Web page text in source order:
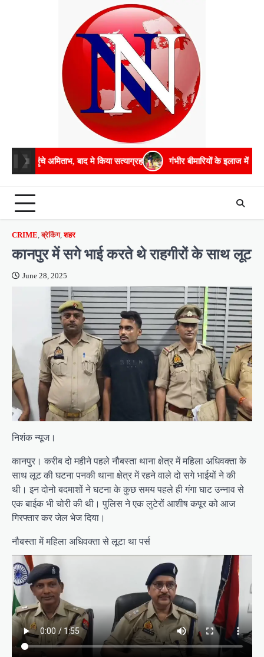
बाद मे किया सत्याग्रह गंभीर बीमारियों के इलाज में भरपूर मदद करेगी
CRIME,ब्रेकिंग,शहर
कानपुर में सगे भाई करते थे राहगीरों के साथ लूट
June 28, 2025
निशंक न्यूज।
कानपुर। करीब दो महीने पहले नौबस्ता थाना क्षेत्र में महिला अधिवक्ता के
साथ लूट की घटना पनकी थाना क्षेत्र में रहने वाले दो सगे भाईयों ने की
थी। इन दोनो बदमाशों ने घटना के कुछ समय पहले ही गंगा घाट उन्नाव से
एक बाईक भी चोरी की थी। पुलिस ने एक लुटेरों आशीष कपूर को आज
गिरफ्तार कर जेल भेज दिया।
नौबस्ता में महिला अधिवक्ता से लूटा था पर्स